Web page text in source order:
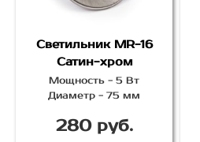
Светильник MR-16
Сатин-хром
Мощность - 5 Вт
Диаметр - 75 мм
280 руб.